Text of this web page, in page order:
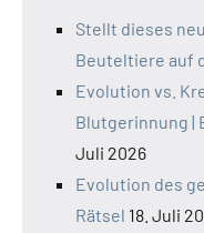
Stellt dieses
Beuteltiere auf
Evolution vs.
Blutgerinnung |
Juli 2026
Evolution des
Rätsel 18. Juli